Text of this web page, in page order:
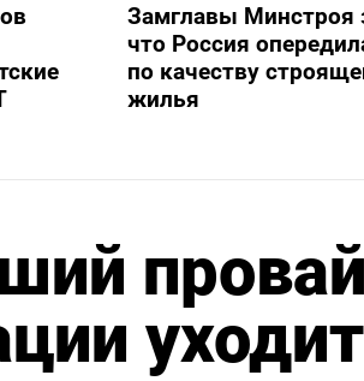
Замглавы Минстроя
что Россия
по качеству
жилья